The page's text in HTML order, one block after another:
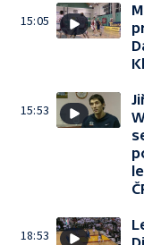
15:05
15:53
18:53